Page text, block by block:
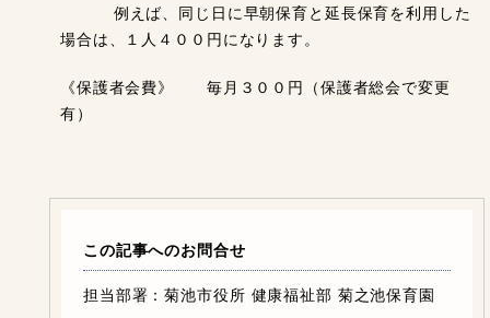
例えば、同じ日に早朝保育と延長保育を利用した
場合は、１人４００円になります。
《保護者会費》 毎月３００円（保護者総会で変更
有）
この記事へのお問合せ
担当部署：菊池市役所 健康福祉部 菊之池保育園